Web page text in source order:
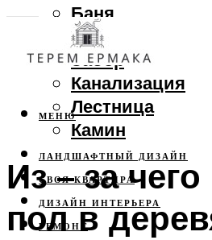
Баня
Веранда
Забор
Канализация
Лестница
Камин
ЛАНДШАФТНЫЙ ДИЗАЙН
СВОЯ КВАРТИРА
ДИЗАЙН ИНТЕРЬЕРА
РЕМОНТ
МЕНЮ
Из – за чего
пол в